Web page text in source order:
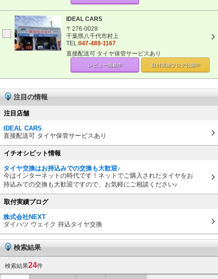
IDEAL CARS
〒276-0028
千葉県八千代市村上
TEL:047-489-1167
直接配送可 タイヤ保管サービスあり
レビュー掲載中 取付実績ブログ公開中
注目の情報
注目店舗
IDEAL CARS
直接配送可 タイヤ保管サービスあり
イチオシピット情報
タイヤ交換はお持込みでの交換も大歓迎♪
今はインターネットの時代です！ネットでご購入されたタイヤをお
持込みでの交換も大歓迎ですので、お気軽にご相談ください♪
取付実績ブログ
株式会社NEXT
ダイハツ ウェイク 持込タイヤ交換
検索結果
検索結果24件